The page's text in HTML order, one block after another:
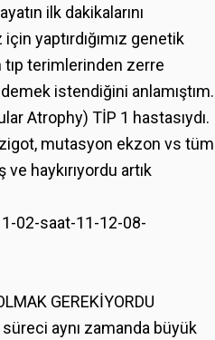
ilk dakikalarını
yaptırdığımız genetik
terimlerinden zerre
istendiğini anlamıştım.
Atrophy) TİP 1 hastasıydı.
mutasyon ekzon vs tüm
haykırıyordu artık
GEREKİYORDU
aynı zamanda büyük